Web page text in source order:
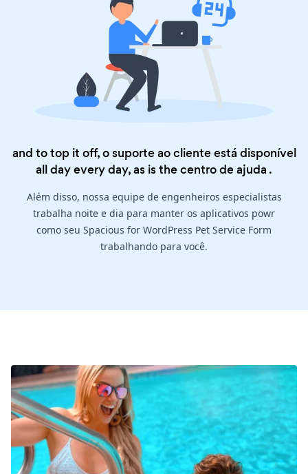
and to top it off, o suporte ao cliente está disponível
all day every day, as is thecentro de ajuda .
Além disso, nossa equipe de engenheiros especialistas
trabalha noite e dia para manter os aplicativos powr
como seu Spacious for WordPress Pet Service Form
trabalhando para você.